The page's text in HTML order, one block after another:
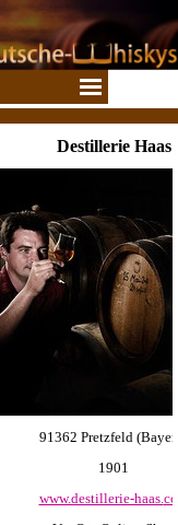
Destillerie Haas
91362 Pretzfeld (
1901
www.destillerie-haas.